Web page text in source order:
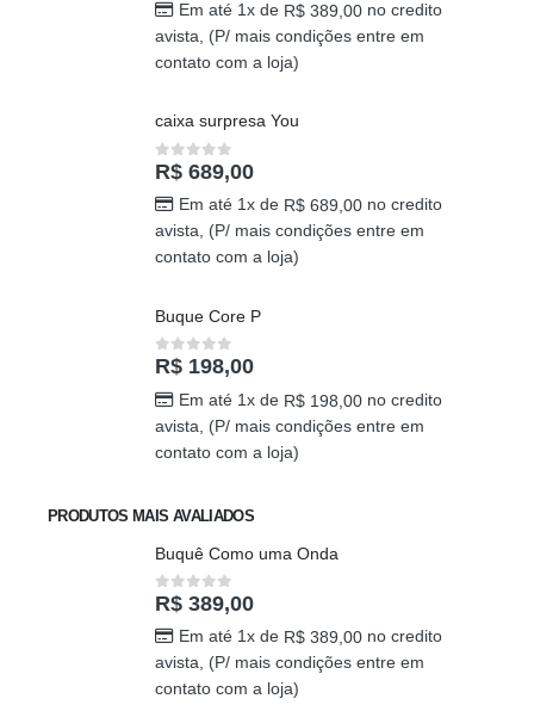
Em até 1x de R$389,00no credito
avista, (P/ mais condições entre em
contato com a loja)
caixa surpresa You
0out of 5
R$ 689,00
Em até 1x de R$689,00no credito
avista, (P/ mais condições entre em
contato com a loja)
Buque Core P
0out of 5
R$ 198,00
Em até 1x de R$198,00no credito
avista, (P/ mais condições entre em
contato com a loja)
PRODUTOS MAIS AVALIADOS
Buquê Como uma Onda
0out of 5
R$ 389,00
Em até 1x de R$389,00no credito
avista, (P/ mais condições entre em
contato com a loja)